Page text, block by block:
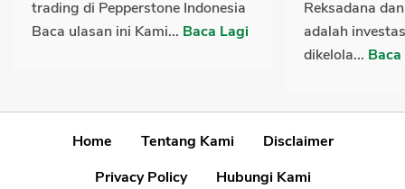
trading di Pepperstone Indonesia
Baca ulasan ini Kami... Baca Lagi
Reksadana
adalah
dikelola...
Home Tentang Kami
Disclaimer
Privacy Policy
Hubungi Kami